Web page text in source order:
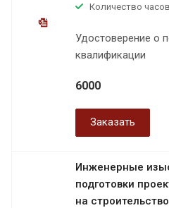
Количество
Удостоверение о
квалификации
6000
Заказать
Инженерные
подготовки
на